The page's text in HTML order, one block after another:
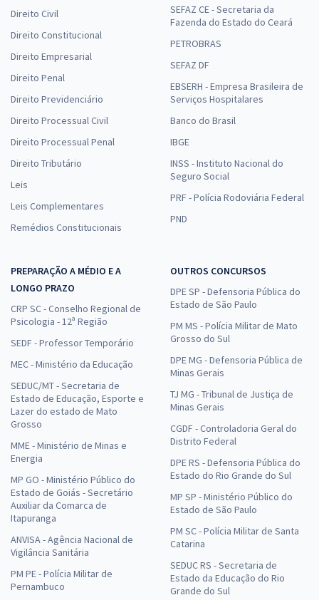
Direito Civil
Direito Constitucional
Direito Empresarial
Direito Penal
Direito Previdenciário
Direito Processual Civil
Direito Processual Penal
Direito Tributário
Leis
Leis Complementares
Remédios Constitucionais
SEFAZ CE - Secretaria da
Fazenda do Estado do Ceará
PETROBRAS
SEFAZ DF
EBSERH - Empresa Brasileira de
Serviços Hospitalares
Banco do Brasil
IBGE
INSS - Instituto Nacional do
Seguro Social
PRF - Polícia Rodoviária Federal
PND
PREPARAÇÃO A MÉDIO E A
LONGO PRAZO
CRP SC - Conselho Regional de
Psicologia - 12ª Região
SEDF - Professor Temporário
MEC - Ministério da Educação
SEDUC/MT - Secretaria de
Estado de Educação, Esporte e
Lazer do estado de Mato
Grosso
MME - Ministério de Minas e
Energia
MP GO - Ministério Público do
Estado de Goiás - Secretário
Auxiliar da Comarca de
Itapuranga
ANVISA - Agência Nacional de
Vigilância Sanitária
PM PE - Polícia Militar de
Pernambuco
OUTROS CONCURSOS
DPE SP - Defensoria Pública do
Estado de São Paulo
PM MS - Polícia Militar de Mato
Grosso do Sul
DPE MG - Defensoria Pública de
Minas Gerais
TJ MG - Tribunal de Justiça de
Minas Gerais
CGDF - Controladoria Geral do
Distrito Federal
DPE RS - Defensoria Pública do
Estado do Rio Grande do Sul
MP SP - Ministério Público do
Estado de São Paulo
PM SC - Polícia Militar de Santa
Catarina
SEDUC RS - Secretaria de
Estado da Educação do Rio
Grande do Sul